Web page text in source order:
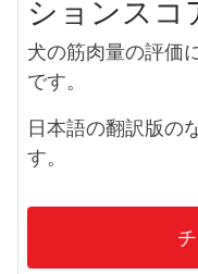
ションスコ
犬の筋肉量の評価
です。
日本語の翻訳版の
す。